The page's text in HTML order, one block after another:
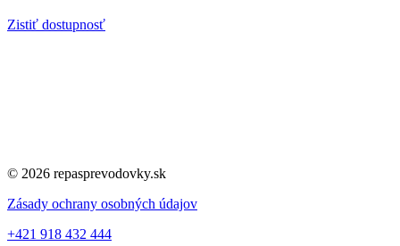
Zistiť dostupnosť
© 2026 repasprevodovky.sk
Zásady ochrany osobných údajov
+421 918 432 444